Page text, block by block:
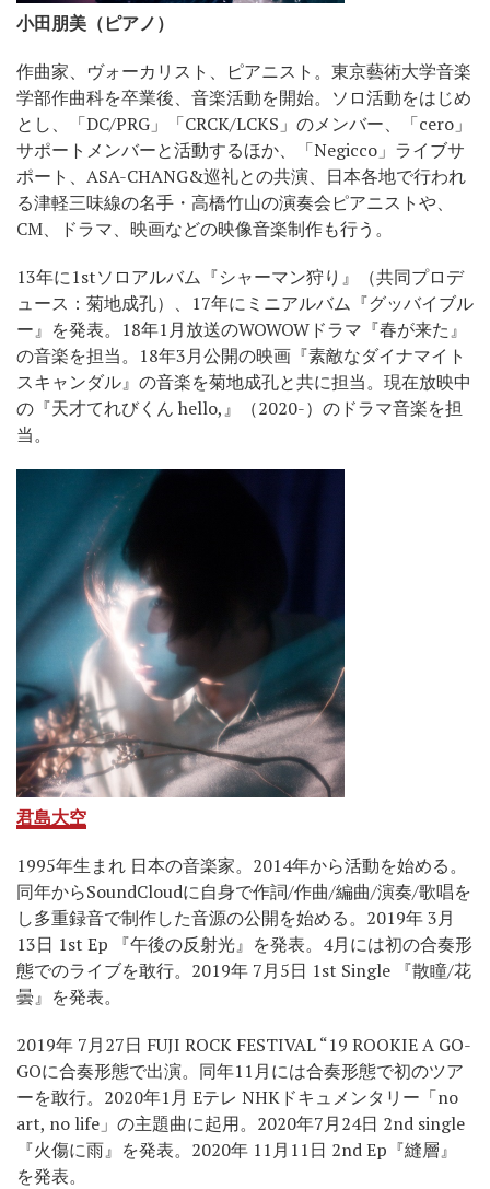
小田朋美（ピアノ）
作曲家、ヴォーカリスト、ピアニスト。東京藝術大学音楽
学部作曲科を卒業後、音楽活動を開始。ソロ活動をはじめ
とし、「DC/PRG」「CRCK/LCKS」のメンバー、「cero」
サポートメンバーと活動するほか、「Negicco」ライブサ
ポート、ASA-CHANG&巡礼との共演、日本各地で行われ
る津軽三味線の名手・高橋竹山の演奏会ピアニストや、
CM、ドラマ、映画などの映像音楽制作も行う。
13年に1stソロアルバム『シャーマン狩り』（共同プロデ
ュース：菊地成孔）、17年にミニアルバム『グッバイブル
ー』を発表。18年1月放送のWOWOWドラマ『春が来た』
の音楽を担当。18年3月公開の映画『素敵なダイナマイト
スキャンダル』の音楽を菊地成孔と共に担当。現在放映中
の『天才てれびくん hello,』（2020-）のドラマ音楽を担
当。
君島大空
1995年生まれ 日本の音楽家。2014年から活動を始める。
同年からSoundCloudに自身で作詞/作曲/編曲/演奏/歌唱を
し多重録音で制作した音源の公開を始める。2019年 3月
13日 1st Ep 『午後の反射光』を発表。4月には初の合奏形
態でのライブを敢行。2019年 7月5日 1st Single 『散瞳/花
曇』を発表。
2019年 7月27日 FUJI ROCK FESTIVAL “19 ROOKIE A GO-
GOに合奏形態で出演。同年11月には合奏形態で初のツア
ーを敢行。2020年1月 Eテレ NHKドキュメンタリー「no
art, no life」の主題曲に起用。2020年7月24日 2nd single
『火傷に雨』を発表。2020年 11月11日 2nd Ep『縫層』
を発表。